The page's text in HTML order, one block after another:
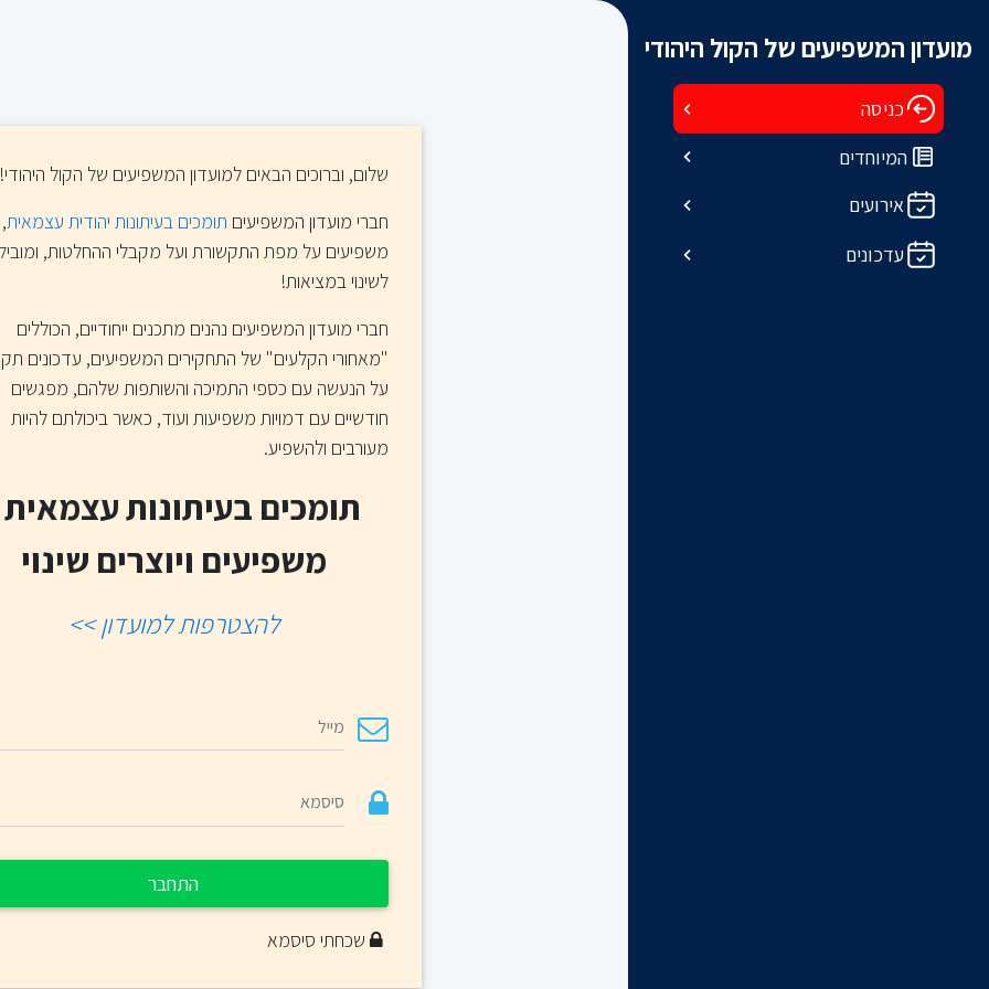
מועדון המשפיעים של הקול היהודי
כניסה
המיוחדים
אירועים
עדכונים
שלום, וברוכים הבאים למועדון המשפיעים של הקול היהודי!
חברי מועדון המשפיעים תומכים בעיתונות יהודית עצמאית
משפיעים על מפת התקשורת ועל מקבלי ההחלטות,
לשינוי במציאות!
חברי מועדון המשפיעים נהנים מתכנים ייחודיים, הכוללים
"מאחורי הקלעים" של התחקירים המשפיעים, עדכונים
על הנעשה עם כספי התמיכה והשותפות שלהם, מפגשים
חודשיים עם דמויות משפיעות ועוד, כאשר ביכולתם להיות
מעורבים ולהשפיע.
תומכים בעיתונות
משפיעים ויוצרים שינוי
להצטרפות למועדון >>
התחבר
שכחתי סיסמא